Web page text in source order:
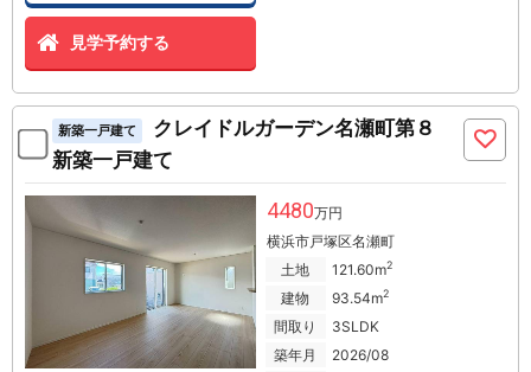
見学予約する
新築一戸建て
クレイドルガーデン名瀬町第８
新築一戸建て
4480万円
横浜市戸塚区名瀬町
土地
121.60m2
建物 93.54m2
間取り
3SLDK
築年月
2026/08